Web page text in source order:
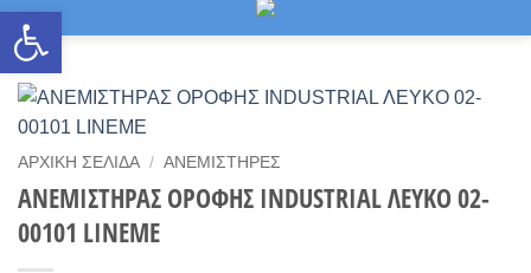
Ανοίξτε τη γραμμή εργαλείων
ΑΡΧΙΚΉ ΣΕΛΊΔΑ / ΑΝΕΜΙΣΤΉΡΕΣ
ΑΝΕΜΙΣΤΗΡΑΣ ΟΡΟΦΗΣ INDUSTRIAL ΛΕΥΚΟ 02-
00101 LINEME